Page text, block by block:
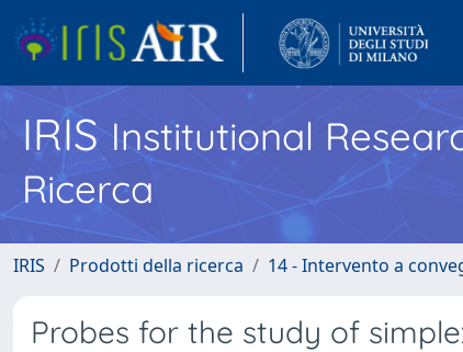
IRISInstitutional
Ricerca
IRIS Prodotti della ricerca 14 - Intervento a
Probes for the study of